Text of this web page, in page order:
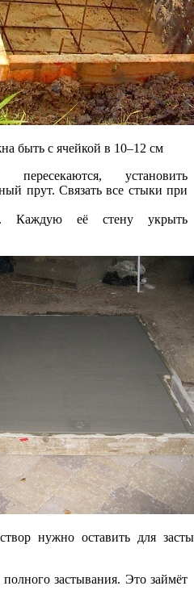
быть с ячейкой в 10–12 см
установить
прут. Связать все стыки при
Каждую её стену укрыть
нужно оставить для
застывания. Это займёт